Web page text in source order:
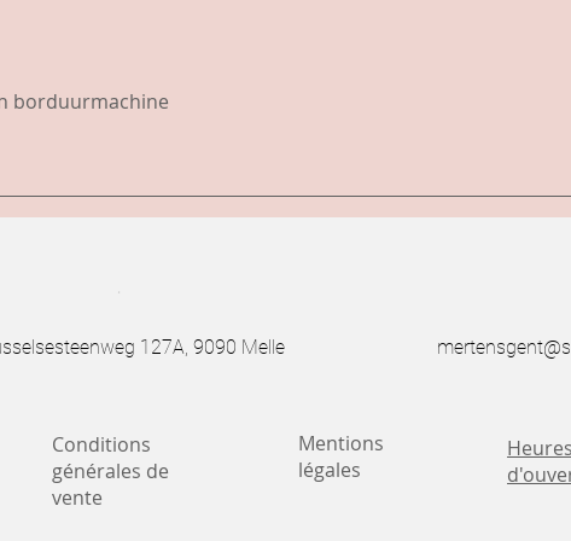
borduurmachine
.
127A, 9090 Melle
Conditions
générales de
vente
Mentions
légales
Heures